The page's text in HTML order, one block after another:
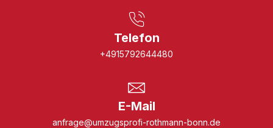
Telefon
+4915792644480
E-Mail
anfrage@umzugsprofi-rothmann-bonn.de